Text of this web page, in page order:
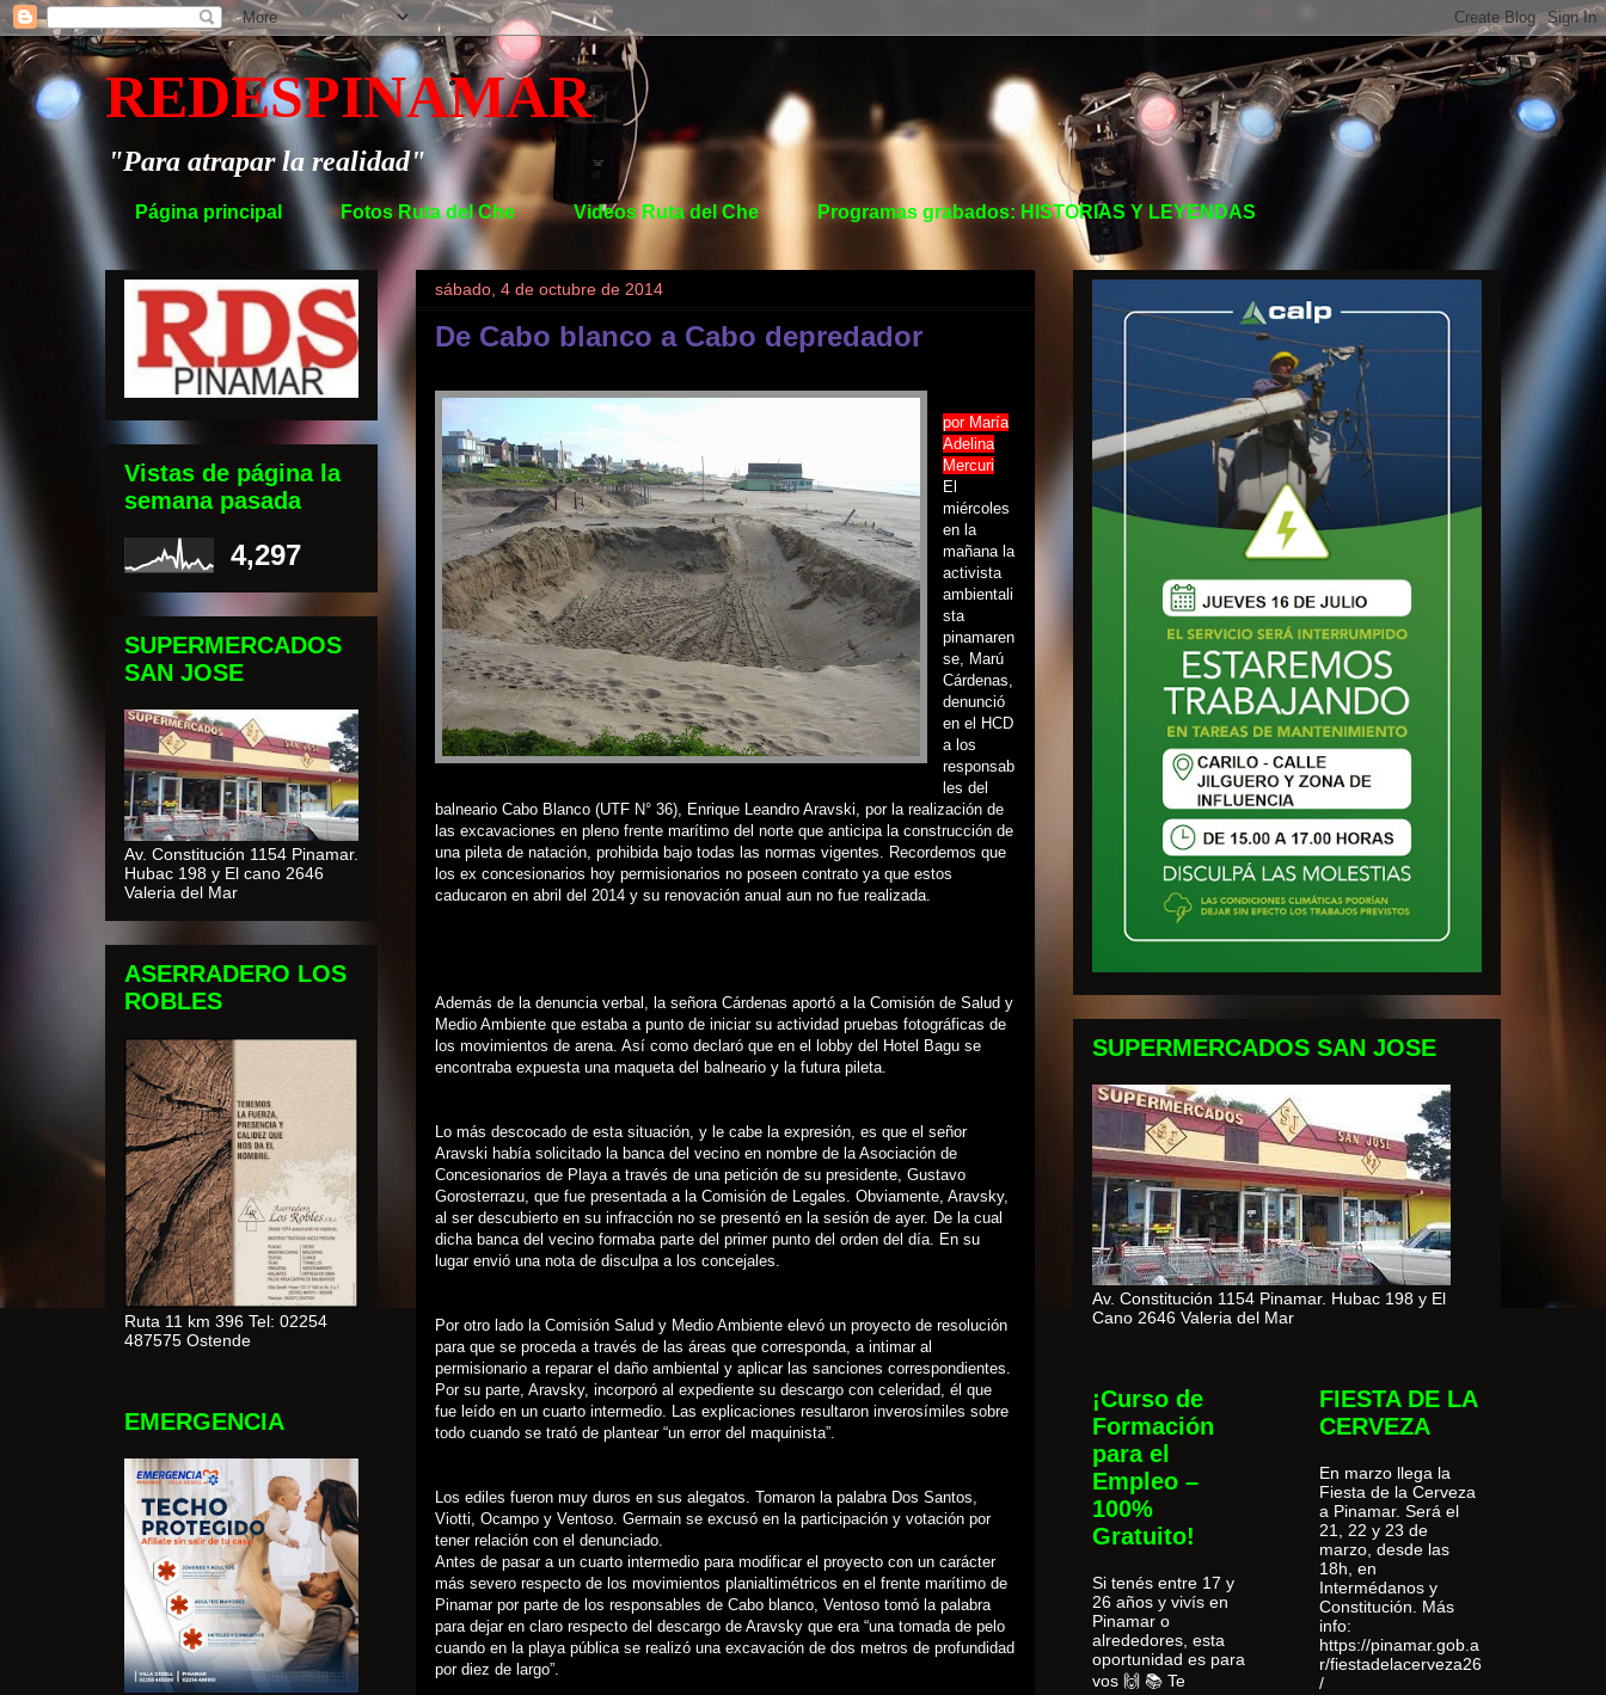
REDESPINAMAR
"Para atrapar la realidad"
Página principal Fotos Ruta del Che Videos Ruta del Che Programas grabados: HISTORIAS Y LEYENDAS
sábado, 4 de octubre de 2014
De Cabo blanco a Cabo depredador
por María
Adelina
Mercuri
El
miércoles
en la
mañana la
activista
ambientali
sta
pinamaren
se, Marú
Cárdenas,
denunció
en el HCD
a los
responsab
les del
balneario Cabo Blanco (UTF N° 36), Enrique Leandro Aravski, por la realización de
las excavaciones en pleno frente marítimo del norte que anticipa la construcción de
una pileta de natación, prohibida bajo todas las normas vigentes. Recordemos que
los ex concesionarios hoy permisionarios no poseen contrato ya que estos
caducaron en abril del 2014 y su renovación anual aun no fue realizada.
Además de la denuncia verbal, la señora Cárdenas aportó a la Comisión de Salud y
Medio Ambiente que estaba a punto de iniciar su actividad pruebas fotográficas de
los movimientos de arena. Así como declaró que en el lobby del Hotel Bagu se
encontraba expuesta una maqueta del balneario y la futura pileta.
Lo más descocado de esta situación, y le cabe la expresión, es que el señor
Aravski había solicitado la banca del vecino en nombre de la Asociación de
Concesionarios de Playa a través de una petición de su presidente, Gustavo
Gorosterrazu, que fue presentada a la Comisión de Legales. Obviamente, Aravsky,
al ser descubierto en su infracción no se presentó en la sesión de ayer. De la cual
dicha banca del vecino formaba parte del primer punto del orden del día. En su
lugar envió una nota de disculpa a los concejales.
Por otro lado la Comisión Salud y Medio Ambiente elevó un proyecto de resolución
para que se proceda a través de las áreas que corresponda, a intimar al
permisionario a reparar el daño ambiental y aplicar las sanciones correspondientes.
Por su parte, Aravsky, incorporó al expediente su descargo con celeridad, él que
fue leído en un cuarto intermedio. Las explicaciones resultaron inverosímiles sobre
todo cuando se trató de plantear “un error del maquinista”.
Los ediles fueron muy duros en sus alegatos. Tomaron la palabra Dos Santos,
Viotti, Ocampo y Ventoso. Germain se excusó en la participación y votación por
tener relación con el denunciado.
Antes de pasar a un cuarto intermedio para modificar el proyecto con un carácter
más severo respecto de los movimientos planialtimétricos en el frente marítimo de
Pinamar por parte de los responsables de Cabo blanco, Ventoso tomó la palabra
para dejar en claro respecto del descargo de Aravsky que era “una tomada de pelo
cuando en la playa pública se realizó una excavación de dos metros de profundidad
por diez de largo”.
Vistas de página la
semana pasada
4,297
SUPERMERCADOS
SAN JOSE
Av. Constitución 1154 Pinamar.
Hubac 198 y El cano 2646
Valeria del Mar
ASERRADERO LOS
ROBLES
Ruta 11 km 396 Tel: 02254
487575 Ostende
EMERGENCIA
SUPERMERCADOS SAN JOSE
Av. Constitución 1154 Pinamar. Hubac 198 y El
Cano 2646 Valeria del Mar
¡Curso de
Formación
para el
Empleo –
100%
Gratuito!
Si tenés entre 17 y
26 años y vivís en
Pinamar o
alrededores, esta
oportunidad es para
vos 🙌 📚 Te
FIESTA DE LA
CERVEZA
En marzo llega la
Fiesta de la Cerveza
a Pinamar. Será el
21, 22 y 23 de
marzo, desde las
18h, en
Intermédanos y
Constitución. Más
info:
https://pinamar.gob.a
r/fiestadelacerveza26
/